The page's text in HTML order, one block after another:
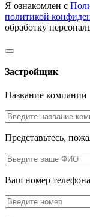
Я ознакомлен с
политикой
обработку
Застройщик
Название компании
Представьтесь,
Ваш номер телефона